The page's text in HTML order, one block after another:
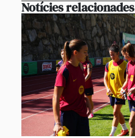
Notícies relacionades